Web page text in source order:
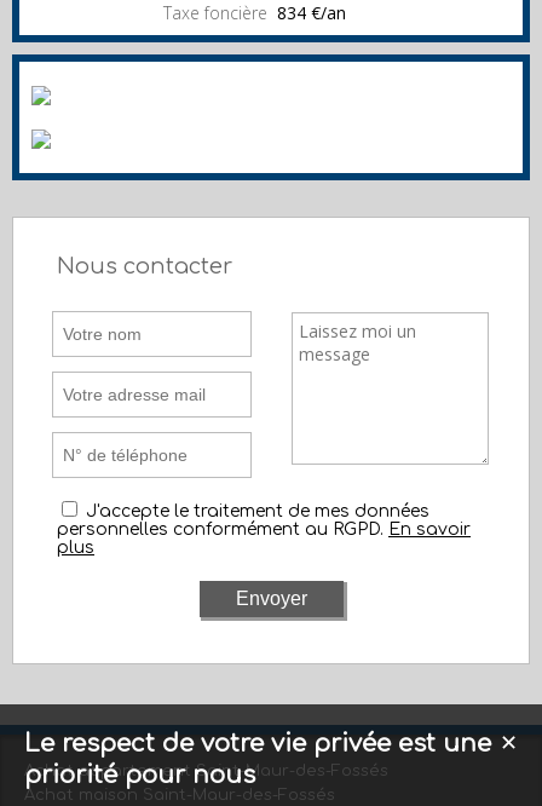
Taxe foncière 834 €/an
Nous contacter
J'accepte le traitement de mes données
personnelles conformément au RGPD. En savoir
plus
Achat appartement Saint-Maur-des-Fossés
Achat maison Saint-Maur-des-Fossés
✕
Le respect de votre vie privée est une
priorité pour nous